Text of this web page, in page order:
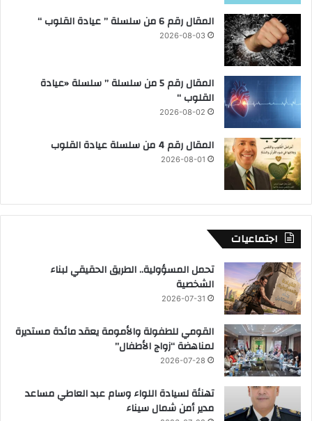
المقال رقم 6 من سلسلة ” عيادة القلوب “
2026-08-03
المقال رقم 5 من سلسلة ” سلسلة «عيادة
القلوب “
2026-08-02
المقال رقم 4 من سلسلة عيادة القلوب
2026-08-01
اجتماعيات
تحمل المسؤولية.. الطريق الحقيقي لبناء
الشخصية
2026-07-31
القومي للطفولة والأمومة يعقد مائدة مستديرة
لمناهضة “زواج الأطفال”
2026-07-28
تهنئة لسيادة اللواء وسام عبد العاطي مساعد
مدير أمن شمال سيناء